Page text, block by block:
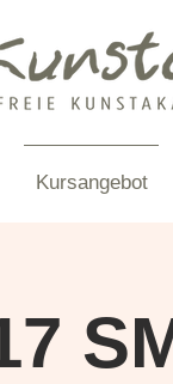
Kursangebot